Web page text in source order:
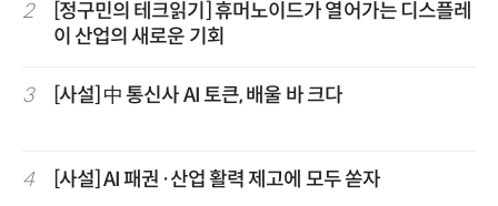
2
[정구민의 테크읽기] 휴머노이드가 열어가는 디스플레
이 산업의 새로운 기회
3 [사설] 中 통신사 AI 토큰, 배울 바 크다
4 [사설] AI 패권·산업 활력 제고에 모두 쏟자